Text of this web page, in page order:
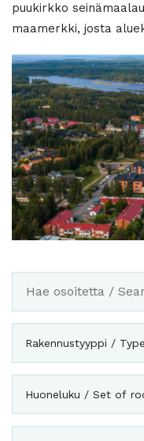
puukirkko
maamerkki, josta
Rakennustyyppi /
Huoneluku / Set of